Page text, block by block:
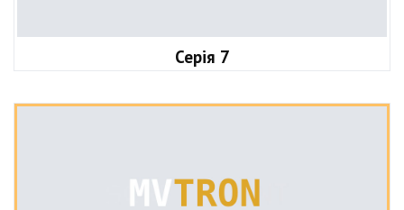
Серія 7